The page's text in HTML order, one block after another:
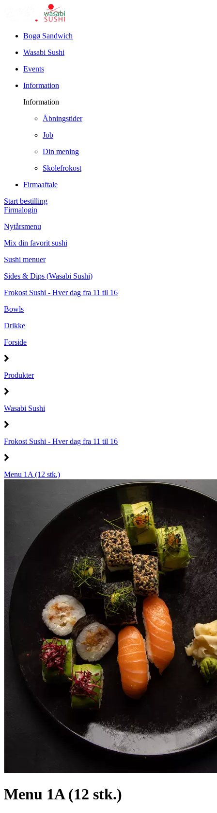
Bogø Sandwich
Wasabi Sushi
Events
Information
Information
Åbningstider
Job
Din mening
Skolefrokost
Firmaaftale
Start bestilling
Firmalogin
Nytårsmenu
Mix din favorit sushi
Sushi menuer
Sides & Dips (Wasabi Sushi)
Frokost Sushi - Hver dag fra 11 til 16
Bowls
Drikke
Forside
Produkter
Wasabi Sushi
Frokost Sushi - Hver dag fra 11 til 16
Menu 1A (12 stk.)
Menu 1A (12 stk.)